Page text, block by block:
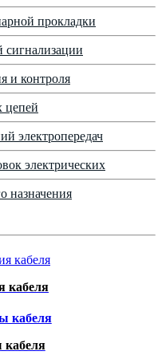
прокладки
сигнализации
и контроля
цепей
электропередач
электрических
назначения
кабеля
кабеля